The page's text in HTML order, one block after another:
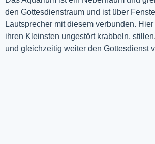
den Gottesdienstraum und ist über
Lautsprecher mit diesem verbunden.
ihren Kleinsten ungestört krabbeln,
und gleichzeitig weiter den Gottesdienst